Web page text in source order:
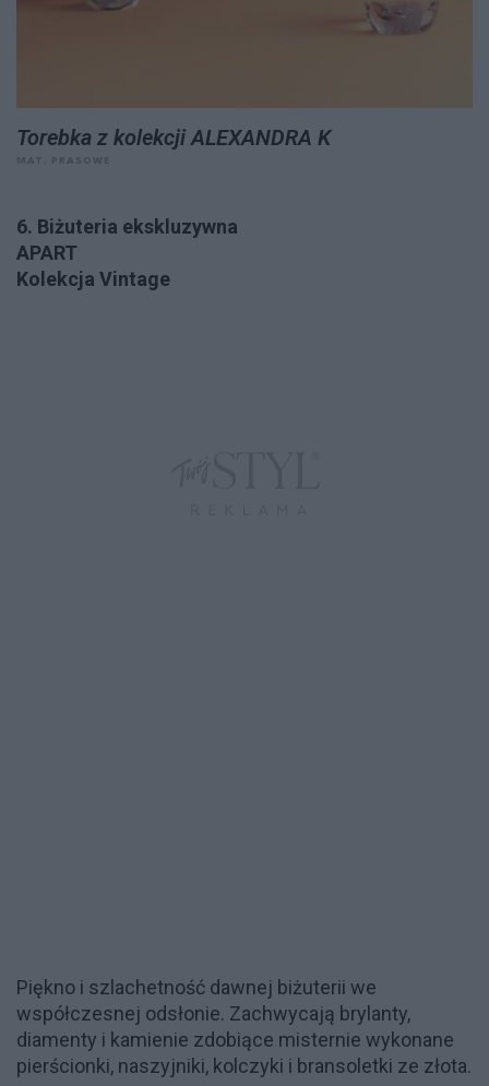
Torebka z kolekcji ALEXANDRA K
6. Biżuteria ekskluzywna
APART
Kolekcja Vintage
Piękno i szlachetność dawnej biżuterii we
współczesnej odsłonie. Zachwycają brylanty,
diamenty i kamienie zdobiące misternie wykonane
pierścionki, naszyjniki, kolczyki i bransoletki ze złota.